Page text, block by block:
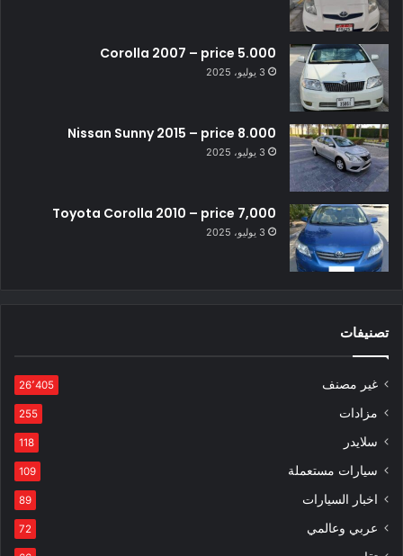
Corolla 2007 – price 5.000
3 يوليو، 2025
Nissan Sunny 2015 – price 8.000
3 يوليو، 2025
Toyota Corolla 2010 – price 7,000
3 يوليو، 2025
تصنيفات
غير مصنف 26٬405
مزادات 255
سلايدر 118
سيارات مستعملة 109
اخبار السيارات 89
عربي وعالمي 72